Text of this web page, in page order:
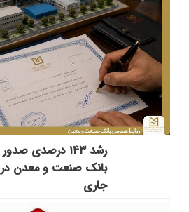
رشد ۱۴۳ درصدی
بانک صنعت و معدن
جاری